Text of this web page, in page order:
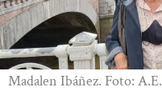
Madalen Ibáñez. Foto: A.E.